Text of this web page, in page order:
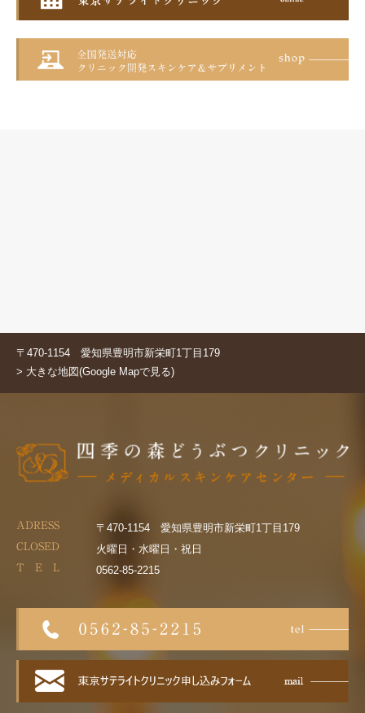
〒470-1154 愛知県豊明市新栄町1丁目179
> 大きな地図(Google Mapで見る)
ADRESS 〒470-1154 愛知県豊明市新栄町1丁目179
CLOSED 火曜日・水曜日・祝日
T E L 0562-85-2215